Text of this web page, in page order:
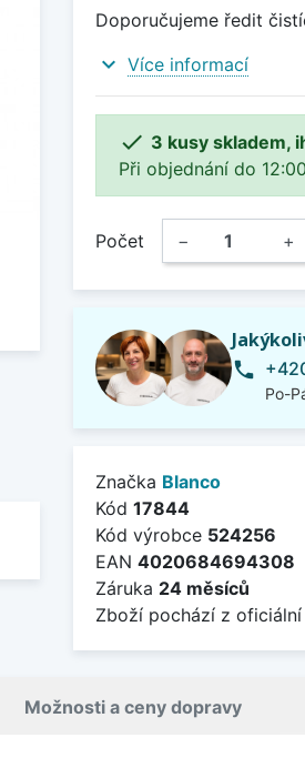
Doporučujeme ředit
expand_more Více informací
 3 kusy skladem,
Při objednání do
Počet − +
phone
Po-
Značka Blanco
Kód 17844
Kód výrobce 524256
EAN 4020684694308
Záruka 24 měsíců
Zboží pochází z
Možnosti a ceny dopravy